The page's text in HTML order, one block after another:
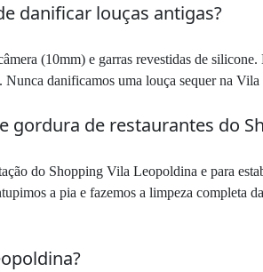
danificar louças antigas?
(10mm) e garras revestidas de
Nunca danificamos uma louça sequer na
de restaurantes do
do Shopping Vila Leopoldina e para
a pia e fazemos a limpeza completa